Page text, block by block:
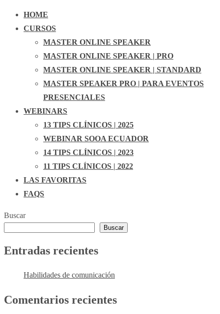
HOME
CURSOS
MASTER ONLINE SPEAKER
MASTER ONLINE SPEAKER | PRO
MASTER ONLINE SPEAKER | STANDARD
MASTER SPEAKER PRO | PARA EVENTOS
PRESENCIALES
WEBINARS
13 TIPS CLÍNICOS | 2025
WEBINAR SOOA ECUADOR
14 TIPS CLÍNICOS | 2023
11 TIPS CLÍNICOS | 2022
LAS FAVORITAS
FAQS
Buscar
Buscar
Entradas recientes
Habilidades de comunicación
Comentarios recientes